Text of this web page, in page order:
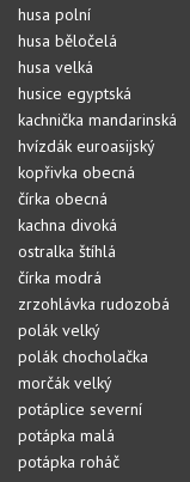
husa polní
husa běločelá
husa velká
husice egyptská
kachnička mandarinská
hvízdák euroasijský
kopřivka obecná
čírka obecná
kachna divoká
ostralka štíhlá
čírka modrá
zrzohlávka rudozobá
polák velký
polák chocholačka
morčák velký
potáplice severní
potápka malá
potápka roháč